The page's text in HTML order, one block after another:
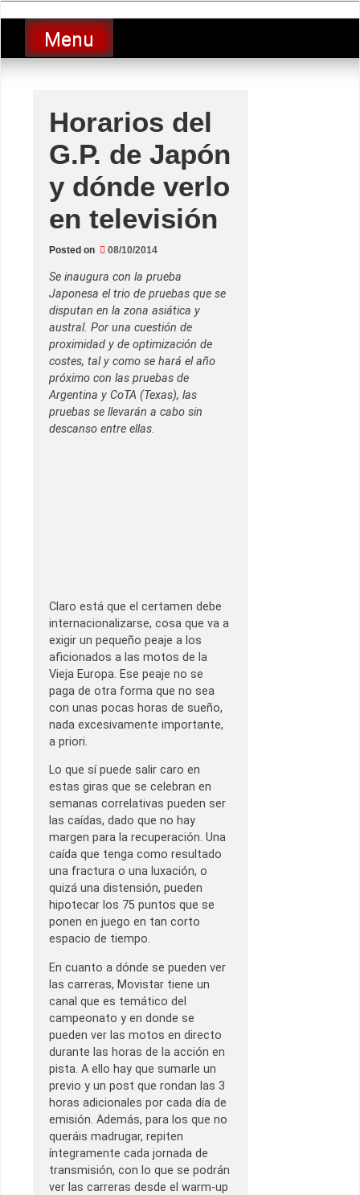
to
contentLucio Lopez GP
luciolopezgp
Menu
Horarios del
G.P. de Japón
y dónde verlo
en televisión
Posted on 08/10/2014
Se inaugura con la prueba
Japonesa el trio de pruebas que se
disputan en la zona asiática y
austral. Por una cuestión de
proximidad y de optimización de
costes, tal y como se hará el año
próximo con las pruebas de
Argentina y CoTA (Texas), las
pruebas se llevarán a cabo sin
descanso entre ellas.
Claro está que el certamen debe
internacionalizarse, cosa que va a
exigir un pequeño peaje a los
aficionados a las motos de la
Vieja Europa. Ese peaje no se
paga de otra forma que no sea
con unas pocas horas de sueño,
nada excesivamente importante,
a priori.
Lo que sí puede salir caro en
estas giras que se celebran en
semanas correlativas pueden ser
las caídas, dado que no hay
margen para la recuperación. Una
caída que tenga como resultado
una fractura o una luxación, o
quizá una distensión, pueden
hipotecar los 75 puntos que se
ponen en juego en tan corto
espacio de tiempo.
En cuanto a dónde se pueden ver
las carreras, Movistar tiene un
canal que es temático del
campeonato y en donde se
pueden ver las motos en directo
durante las horas de la acción en
pista. A ello hay que sumarle un
previo y un post que rondan las 3
horas adicionales por cada día de
emisión. Además, para los que no
queráis madrugar, repiten
íntegramente cada jornada de
transmisión, con lo que se podrán
ver las carreras desde el warm-up